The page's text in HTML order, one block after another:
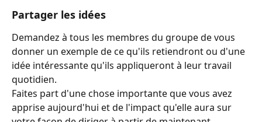
Partager les idées
Demandez à tous les membres du groupe de vous
donner un exemple de ce qu'ils retiendront ou d'une
idée intéressante qu'ils appliqueront à leur travail
quotidien.
Faites part d'une chose importante que vous avez
apprise aujourd'hui et de l'impact qu'elle aura sur